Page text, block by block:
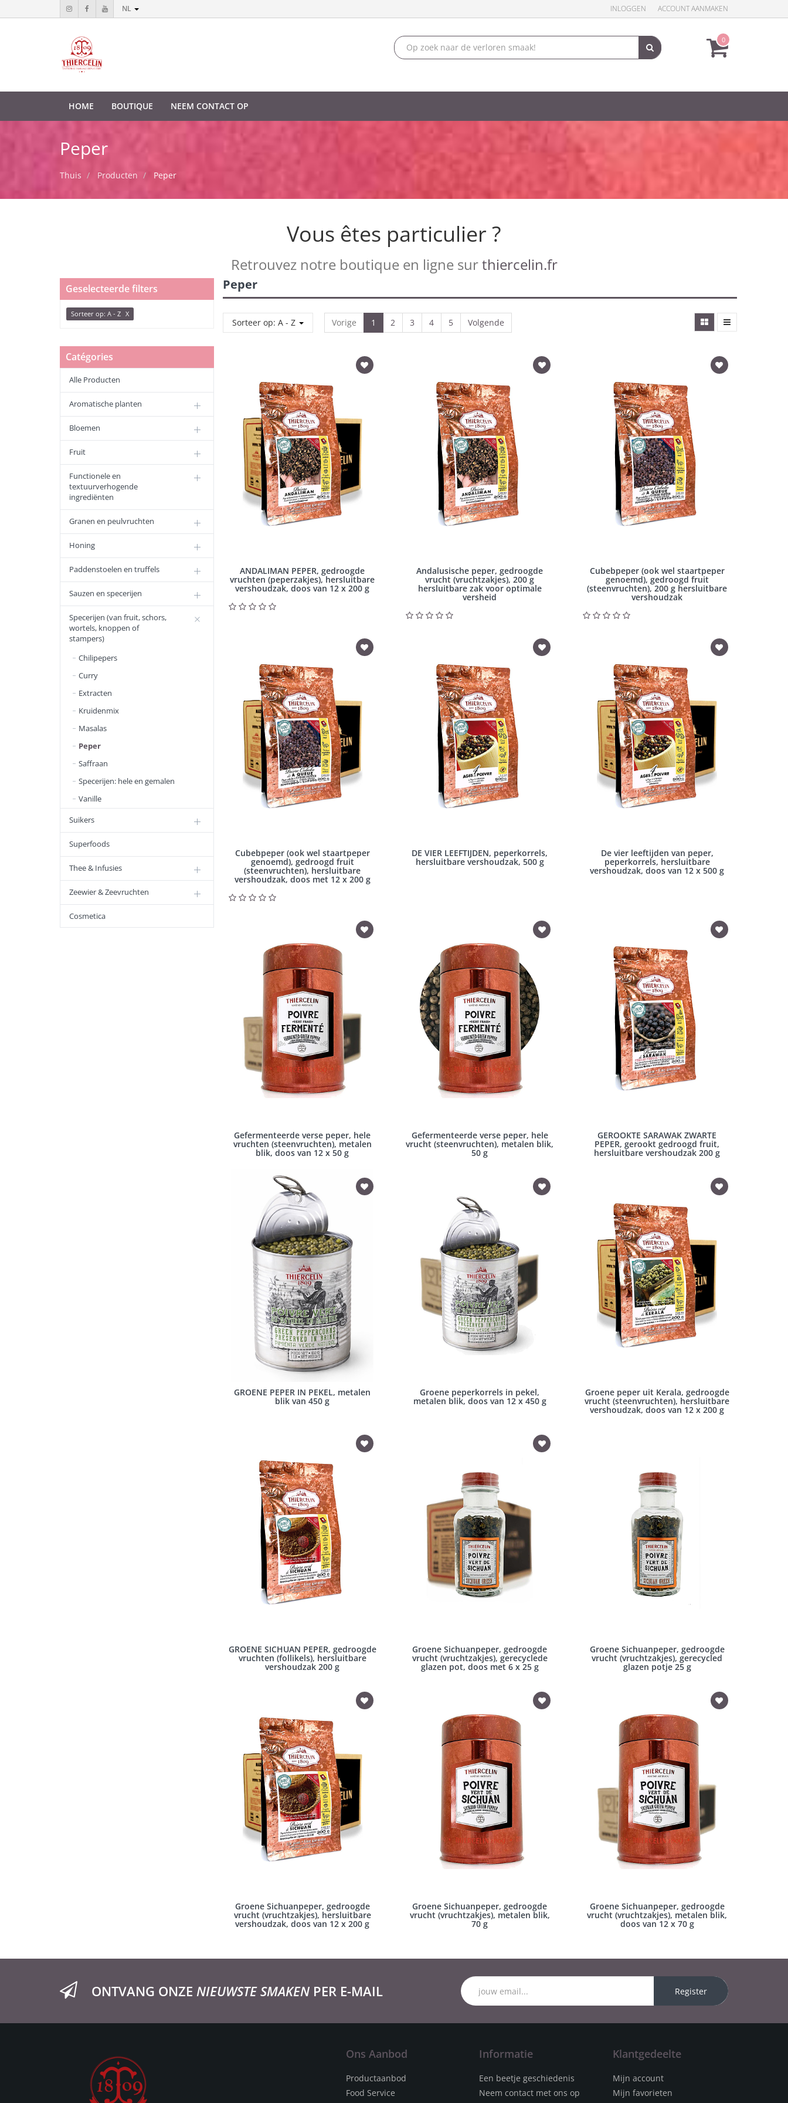
NL INLOGGEN ACCOUNT AANMAKEN
0
HOME BOUTIQUE NEEM CONTACT OP
Peper
Thuis Producten Peper
Vous êtes particulier ?
Retrouvez notre boutique en ligne surthiercelin.fr
Geselecteerde filters
Sorteer op: A - Z X
Catégories
Alle Producten
Aromatische planten
Bloemen
Fruit
Functionele en
textuurverhogende
ingrediënten
Granen en peulvruchten
Honing
Paddenstoelen en truffels
Sauzen en specerijen
Specerijen (van fruit, schors,
wortels, knoppen of
stampers)
Chilipepers
Curry
Extracten
Kruidenmix
Masalas
Peper
Saffraan
Specerijen: hele en gemalen
Vanille
Suikers
Superfoods
Thee & Infusies
Zeewier & Zeevruchten
Cosmetica
Peper
Sorteer op: A - Z Vorige 1 2 3 4 5 Volgende
ANDALIMAN PEPER, gedroogde
vruchten (peperzakjes), hersluitbare
vershoudzak, doos van 12 x 200 g
Andalusische peper, gedroogde
vrucht (vruchtzakjes), 200 g
hersluitbare zak voor optimale
versheid
Cubebpeper (ook wel staartpeper
genoemd), gedroogd fruit
(steenvruchten), 200 g hersluitbare
vershoudzak
Cubebpeper (ook wel staartpeper
genoemd), gedroogd fruit
(steenvruchten), hersluitbare
vershoudzak, doos met 12 x 200 g
DE VIER LEEFTIJDEN, peperkorrels,
hersluitbare vershoudzak, 500 g
De vier leeftijden van peper,
peperkorrels, hersluitbare
vershoudzak, doos van 12 x 500 g
Gefermenteerde verse peper, hele
vruchten (steenvruchten), metalen
blik, doos van 12 x 50 g
Gefermenteerde verse peper, hele
vrucht (steenvruchten), metalen blik,
50 g
GEROOKTE SARAWAK ZWARTE
PEPER, gerookt gedroogd fruit,
hersluitbare vershoudzak 200 g
GROENE PEPER IN PEKEL, metalen
blik van 450 g
Groene peperkorrels in pekel,
metalen blik, doos van 12 x 450 g
Groene peper uit Kerala, gedroogde
vrucht (steenvruchten), hersluitbare
vershoudzak, doos van 12 x 200 g
GROENE SICHUAN PEPER, gedroogde
vruchten (follikels), hersluitbare
vershoudzak 200 g
Groene Sichuanpeper, gedroogde
vrucht (vruchtzakjes), gerecyclede
glazen pot, doos met 6 x 25 g
Groene Sichuanpeper, gedroogde
vrucht (vruchtzakjes), gerecycled
glazen potje 25 g
Groene Sichuanpeper, gedroogde
vrucht (vruchtzakjes), hersluitbare
vershoudzak, doos van 12 x 200 g
Groene Sichuanpeper, gedroogde
vrucht (vruchtzakjes), metalen blik,
70 g
Groene Sichuanpeper, gedroogde
vrucht (vruchtzakjes), metalen blik,
doos van 12 x 70 g
ONTVANG ONZE NIEUWSTE SMAKEN PER E-MAIL Register
Ons Aanbod
Productaanbod
Food Service
Informatie
Een beetje geschiedenis
Neem contact met ons op
Klantgedeelte
Mijn account
Mijn favorieten